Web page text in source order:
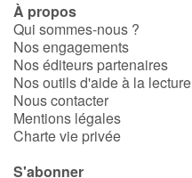
À propos
Qui sommes-nous ?
Nos engagements
Nos éditeurs partenaires
Nos outils d'aide à la lecture
Nous contacter
Mentions légales
Charte vie privée
S'abonner